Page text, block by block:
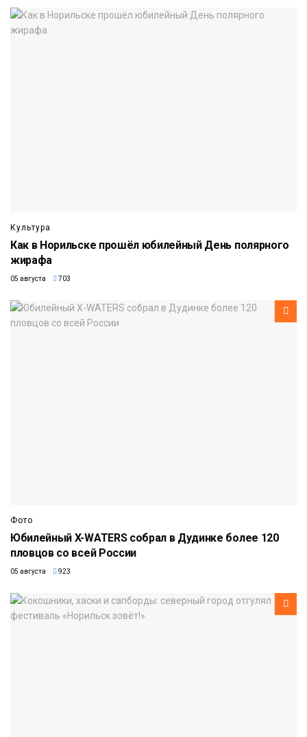
Культура
Как в Норильске прошёл юбилейный День полярного
жирафа
05 августа 703
Фото
Юбилейный X-WATERS собрал в Дудинке более 120
пловцов со всей России
05 августа 923